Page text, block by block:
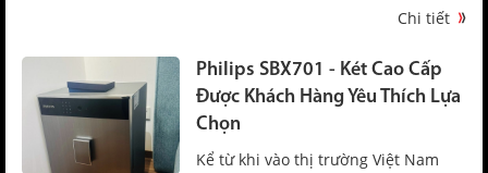
Chi tiết
Philips SBX701 - Két Cao Cấp
Được Khách Hàng Yêu Thích Lựa
Chọn
Kể từ khi vào thị trường Việt Nam